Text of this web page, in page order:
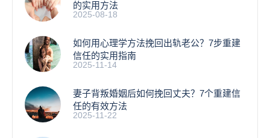
的实用方法
2025-08-18
如何用心理学方法挽回出轨老公？7步重建
信任的实用指南
2025-11-14
妻子背叛婚姻后如何挽回丈夫？7个重建信
任的有效方法
2025-11-22